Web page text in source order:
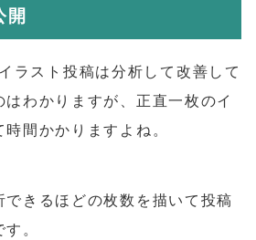
開
ラスト投稿は分析して改善して
わかりますが、正直一枚のイ
間かかりますよね。
できるほどの枚数を描いて投稿
。